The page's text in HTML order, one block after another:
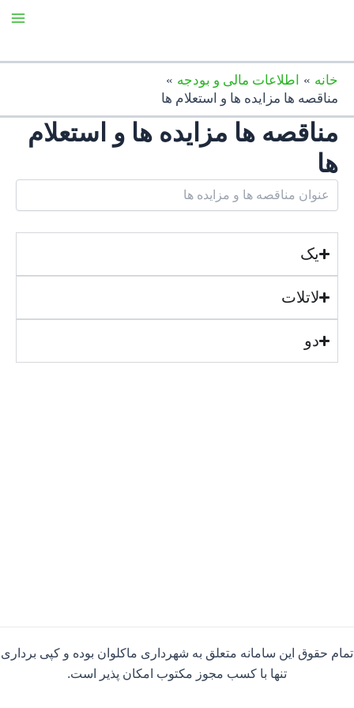
خانه
اطلاعات مالی و بودجه
مناقصه ها مزایده ها و استعلام ها
مناقصه ها مزایده ها و استعلام
ها
یک
لاتلات
دو
تمام حقوق این سامانه متعلق به شهرداری ماکلوان بوده و کپی برداری
تنها با کسب مجوز مکتوب امکان پذیر است.